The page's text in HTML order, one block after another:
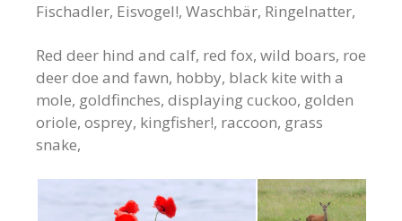
Fischadler, Eisvogel!, Waschbär, Ringelnatter,
Red deer hind and calf, red fox, wild boars, roe
deer doe and fawn, hobby, black kite with a
mole, goldfinches, displaying cuckoo, golden
oriole, osprey, kingfisher!, raccoon, grass
snake,